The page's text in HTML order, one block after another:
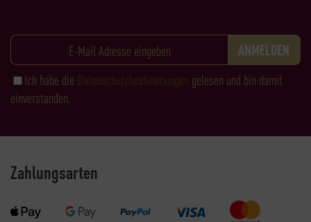
Ich habe die Datenschutzbestimmungen gelesen und bin damit
einverstanden.
Zahlungsarten